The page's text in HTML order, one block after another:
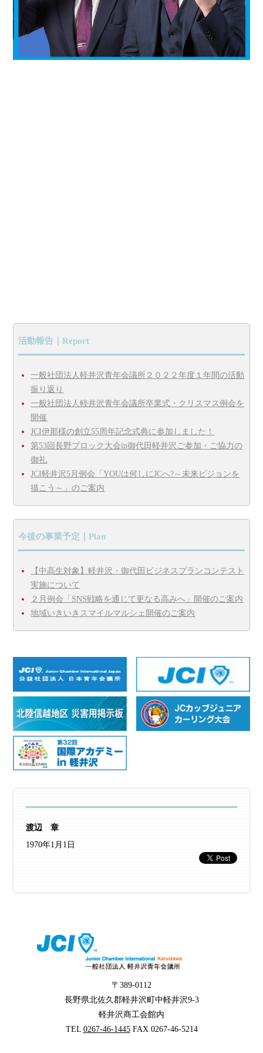
渡辺 章
1970年1月1日
活動報告｜Report
一般社団法人軽井沢青年会議所２０２２年度１年間の活動
振り返り
一般社団法人軽井沢青年会議所卒業式・クリスマス例会を
開催
JCI伊那様の創立55周年記念式典に参加しました！
第53回長野ブロック大会in御代田軽井沢ご参加・ご協力の
御礼
JCI軽井沢5月例会「YOUは何しにJCへ?～未来ビジョンを
描こう～」のご案内
今後の事業予定｜Plan
【中高生対象】軽井沢・御代田ビジネスプランコンテスト
実施について
２月例会「SNS戦略を通じて更なる高みへ」開催のご案内
地域いきいきスマイルマルシェ開催のご案内
〒389-0112
長野県北佐久郡軽井沢町中軽井沢9-3
軽井沢商工会館内
TEL 0267-46-1445FAX 0267-46-5214